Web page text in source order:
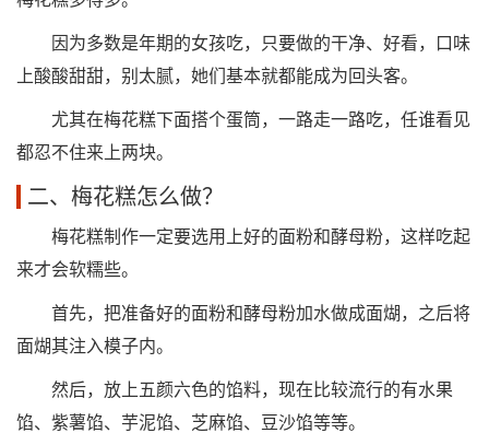
因为多数是年期的女孩吃，只要做的干净、好看，口味
上酸酸甜甜，别太腻，她们基本就都能成为回头客。
尤其在梅花糕下面搭个蛋筒，一路走一路吃，任谁看见
都忍不住来上两块。
二、梅花糕怎么做？
梅花糕制作一定要选用上好的面粉和酵母粉，这样吃起
来才会软糯些。
首先，把准备好的面粉和酵母粉加水做成面煳，之后将
面煳其注入模子内。
然后，放上五颜六色的馅料，现在比较流行的有水果
馅、紫薯馅、芋泥馅、芝麻馅、豆沙馅等等。